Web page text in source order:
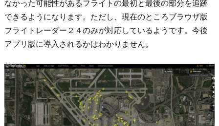
なかった可能性があるフライトの最初と最後の部分を追跡
できるようになります。ただし、現在のところブラウザ版
フライトレーダー２４のみが対応しているようです。今後
アプリ版に導入されるかはわかりません。